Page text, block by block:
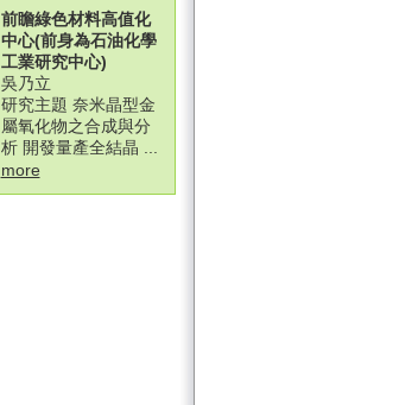
前瞻綠色材料高值化
中心(前身為石油化學
工業研究中心)
吳乃立
研究主題 奈米晶型金
屬氧化物之合成與分
析 開發量產全結晶 ...
more